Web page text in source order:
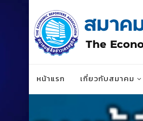
หน้าแรก เกี่ยวกับสมาคม